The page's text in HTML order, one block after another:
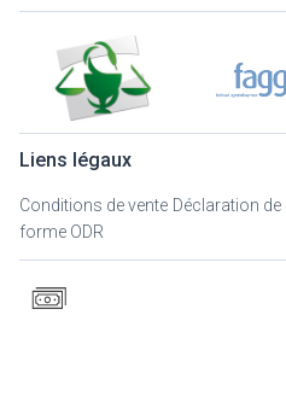
Liens légaux
Conditions de vente Déclaration
forme ODR